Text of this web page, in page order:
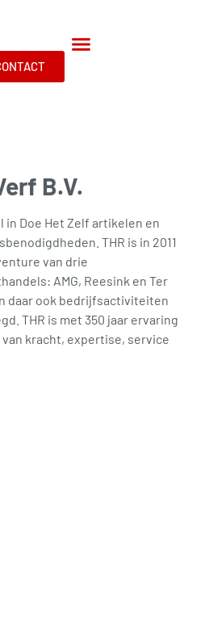
B.V.
in Doe Het Zelf artikelen en
THR is in 2011
van drie
AMG, Reesink en Ter
daar ook bedrijfsactiviteiten
THR is met 350 jaar ervaring
kracht, expertise, service